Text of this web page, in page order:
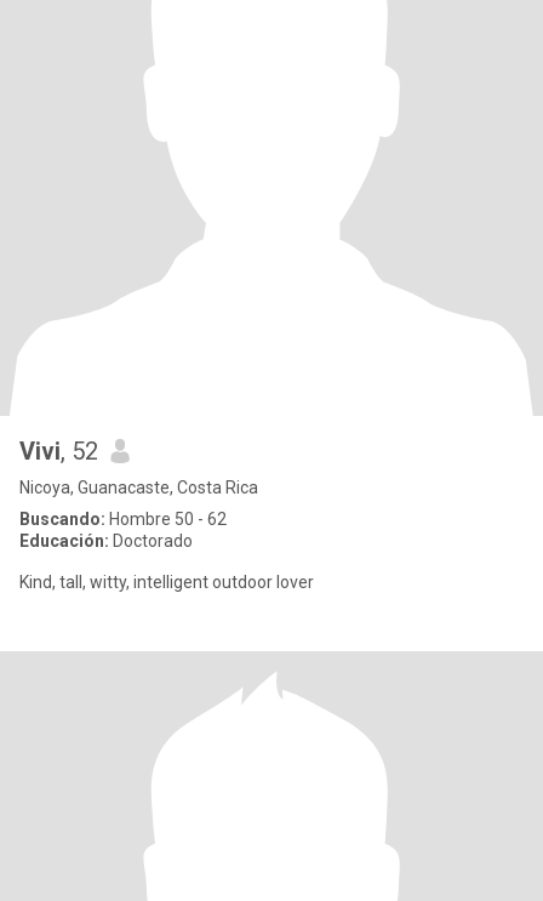
Vivi, 52
Nicoya, Guanacaste, Costa Rica
Buscando: Hombre 50 - 62
Educación: Doctorado
Kind, tall, witty, intelligent outdoor lover